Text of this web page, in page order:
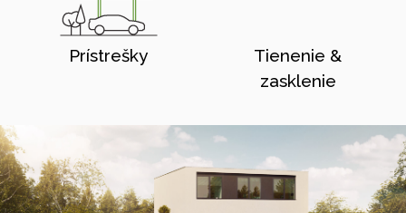
Prístrešky
Tienenie &
zasklenie